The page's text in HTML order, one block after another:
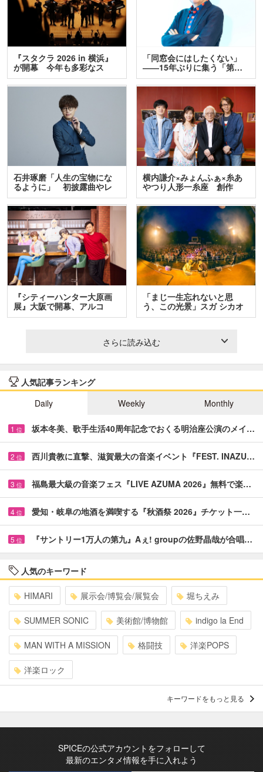
『スタクラ 2026 in 横浜』
が開幕 今年も多彩なス
テ…
「同窓会にはしたくない」
――15年ぶりに集う「第…
石井琢磨「人生の宝物にな
るように」 初披露曲やレ
ア…
横内謙介×みょんふぁ×糸あ
やつり人形一糸座 創作
人…
『シティーハンター大原画
展』大阪で開幕、アルコ
＆…
「まじ一生忘れないと思
う、この光景」スガ シカオ
と…
さらに読み込む
人気記事ランキング
Daily
Weekly Monthly
1 位 坂本冬美、歌手生活40周年記念でおくる明治座公演のメイ…
2 位 西川貴教に直撃、滋賀最大の音楽イベント『FEST. INAZU…
3 位 福島最大級の音楽フェス『LIVE AZUMA 2026』無料で楽…
4 位 愛知・岐阜の地酒を満喫する『秋酒祭 2026』チケット一…
5 位 『サントリー1万人の第九』Aぇ! groupの佐野晶哉が合唱…
人気のキーワード
HIMARI 展示会/博覧会/展覧会 堀ちえみ
SUMMER SONIC 美術館/博物館 indigo la End
MAN WITH A MISSION 格闘技 洋楽POPS
洋楽ロック
キーワードをもっと見る
SPICEの公式アカウントをフォローして
最新のエンタメ情報を手に入れよう